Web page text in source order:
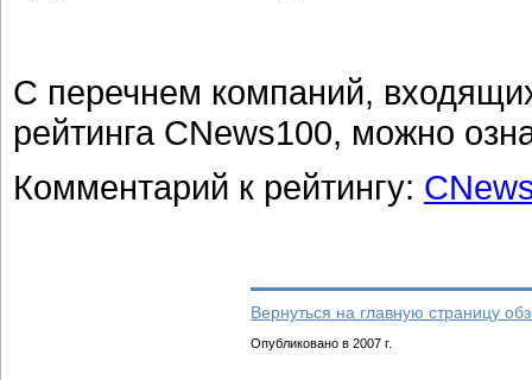
С перечнем компаний,
рейтинга CNews100, можно
Комментарий к рейтингу:
Вернуться на главную страницу
Опубликовано в 2007 г.